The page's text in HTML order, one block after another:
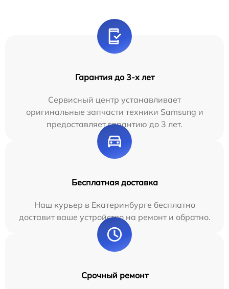
Гарантия до 3-х лет
Сервисный центр устанавливает
оригинальные запчасти техники Samsung и
предоставляет гарантию до 3 лет.
Бесплатная доставка
Наш курьер в Екатеринбурге бесплатно
доставит ваше устройство на ремонт и обратно.
Срочный ремонт